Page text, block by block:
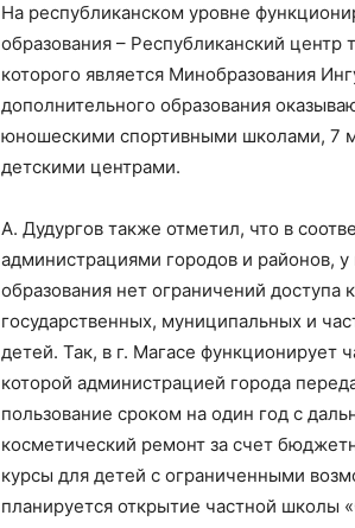
На республиканском уровне
образования – Республиканский
которого является Минобразования
дополнительного образования
юношескими спортивными школами, 7
детскими центрами.
А. Дудургов также отметил, что в
администрациями городов и районов,
образования нет ограничений
государственных, муниципальных и
детей. Так, в г. Магасе функционирует
которой администрацией города
пользование сроком на один год с
косметический ремонт за счет
курсы для детей с ограниченными
планируется открытие частной школы